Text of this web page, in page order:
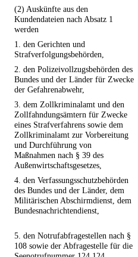
(2) Auskünfte aus den
Kundendateien nach Absatz 1
werden
1. den Gerichten und
Strafverfolgungsbehörden,
2. den Polizeivollzugsbehörden des
Bundes und der Länder für Zwecke
der Gefahrenabwehr,
3. dem Zollkriminalamt und den
Zollfahndungsämtern für Zwecke
eines Strafverfahrens sowie dem
Zollkriminalamt zur Vorbereitung
und Durchführung von
Maßnahmen nach § 39 des
Außenwirtschaftsgesetzes,
4. den Verfassungsschutzbehörden
des Bundes und der Länder, dem
Militärischen Abschirmdienst, dem
Bundesnachrichtendienst,
5. den Notrufabfragestellen nach §
108 sowie der Abfragestelle für die